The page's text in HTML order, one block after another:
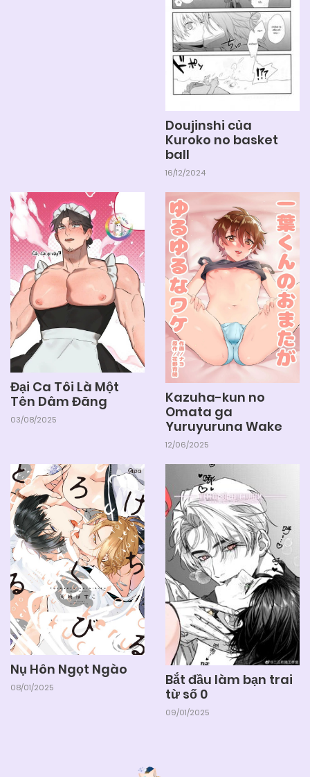
Doujinshi của
Kuroko no basket
ball
16/12/2024
Đại Ca Tôi Là Một
Tên Dâm Đãng
03/08/2025
Kazuha-kun no
Omata ga
Yuruyuruna Wake
12/06/2025
Nụ Hôn Ngọt Ngào
08/01/2025
Bắt đầu làm bạn trai
từ số 0
09/01/2025